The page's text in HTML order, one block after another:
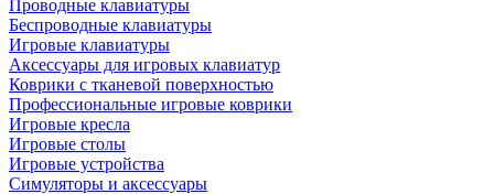
Проводные клавиатуры
Беспроводные клавиатуры
Игровые клавиатуры
Аксессуары для игровых клавиатур
Коврики с тканевой поверхностью
Профессиональные игровые коврики
Игровые кресла
Игровые столы
Игровые устройства
Симуляторы и аксессуары